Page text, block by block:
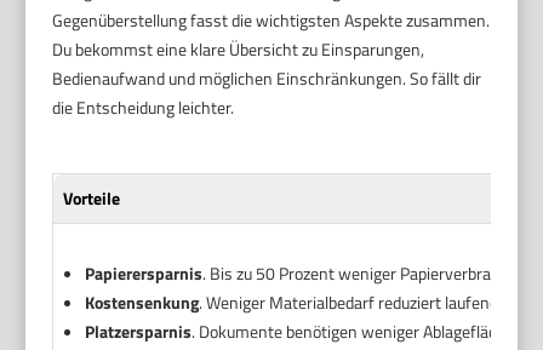
Gegenüberstellung fasst die wichtigsten Aspekte zusammen.
Du bekommst eine klare Übersicht zu Einsparungen,
Bedienaufwand und möglichen Einschränkungen. So fällt dir
die Entscheidung leichter.
Vorteile
Papierersparnis. Bis zu 50 Prozent weniger Papierverbrauch
Kostensenkung. Weniger Materialbedarf reduziert laufende
Platzersparnis. Dokumente benötigen weniger Ablagefläche